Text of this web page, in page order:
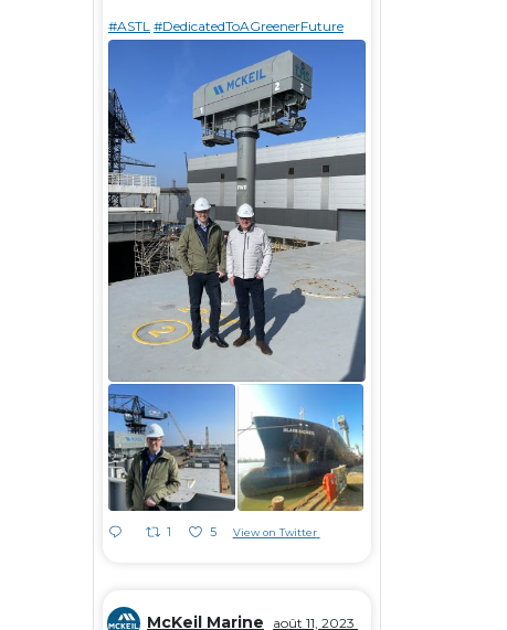
#ASTL #DedicatedToAGreenerFuture
1 5 View on Twitter
McKeil Marine août 11, 2023